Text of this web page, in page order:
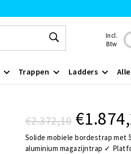
Incl.
Btw
Trappen Ladders
€2.372,10
Solide mobiele bordestrap
aluminium magazijntrap ✓